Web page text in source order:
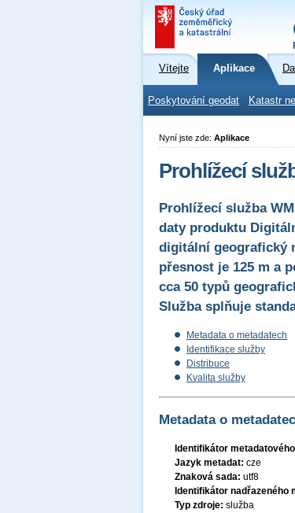
Vítejte Aplikace
Poskytování geodat Katastr
Nyní jste zde: Aplikace
Prohlížecí
Prohlížecí služba
daty produktu
digitální geografický
přesnost je 125 m a
cca 50 typů
Služba splňuje
Metadata o metadatech
Identifikace služby
Distribuce
Kvalita služby
Metadata o
Identifikátor
Jazyk metadat: cze
Znaková sada: utf8
Identifikátor nadřazeného
Typ zdroje: služba